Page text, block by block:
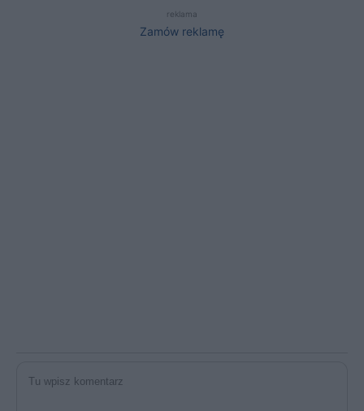
reklama
Zamów reklamę